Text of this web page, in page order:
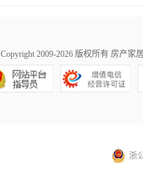
Copyright 2009-2026 版权所有 房产家
浙